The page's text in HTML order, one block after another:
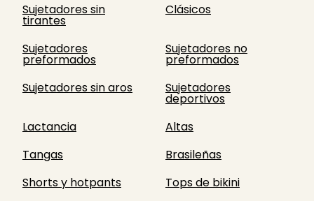
Sujetadores sin
tirantes
Clásicos
Sujetadores
preformados
Sujetadores no
preformados
Sujetadores sin aros
Sujetadores
deportivos
Lactancia
Altas
Tangas
Brasileñas
Shorts y hotpants
Tops de bikini